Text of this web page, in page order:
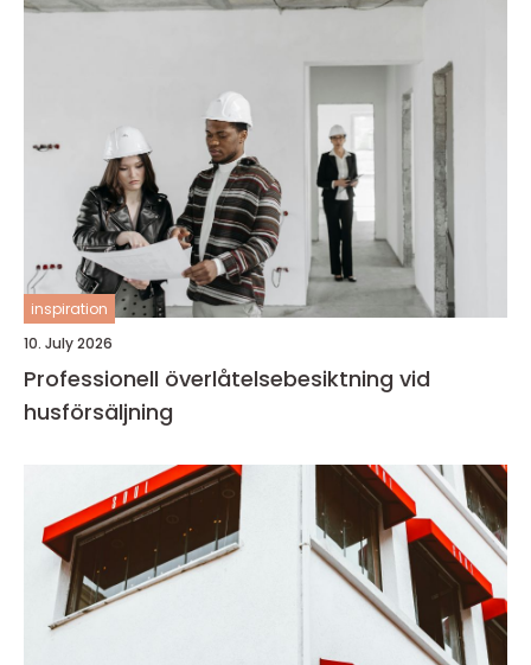
inspiration
10. July 2026
Professionell överlåtelsebesiktning vid
husförsäljning